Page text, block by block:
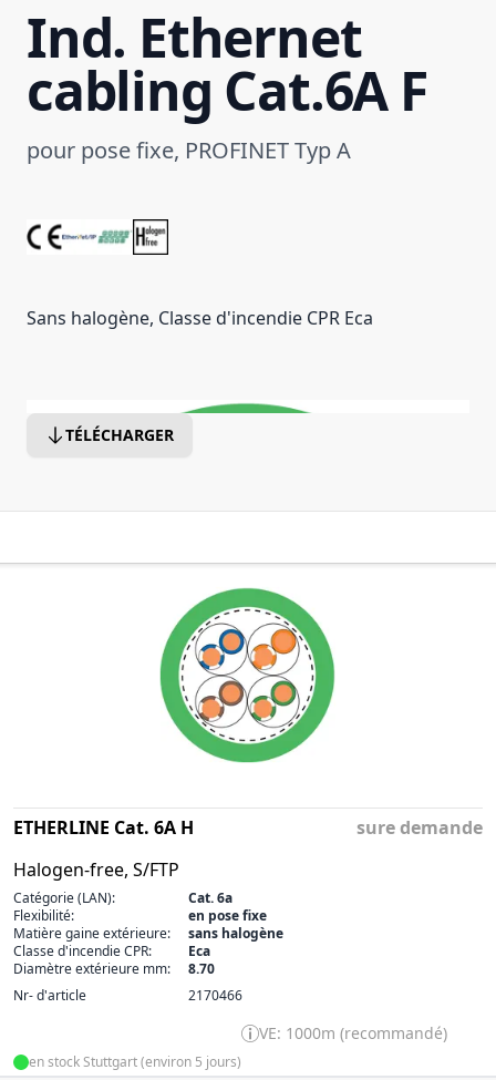
Ind. Ethernet
cabling Cat.6A F
pour pose fixe, PROFINET Typ A
Sans halogène, Classe d'incendie CPR Eca
TÉLÉCHARGER
ETHERLINE Cat. 6A H
Halogen-free, S/FTP
sure demande
Catégorie (LAN):
Cat. 6a
Flexibilité:
en pose fixe
Matière gaine extérieure:
sans halogène
Classe d'incendie CPR:
Eca
Diamètre extérieure mm:
8.70
Nr- d'article
2170466
VE: 1000m (recommandé)
en stock Stuttgart (environ 5 jours)